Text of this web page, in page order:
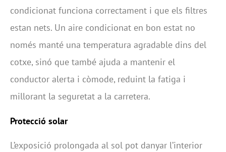
condicionat funciona correctament i que els filtres
estan nets. Un aire condicionat en bon estat no
només manté una temperatura agradable dins del
cotxe, sinó que també ajuda a mantenir el
conductor alerta i còmode, reduint la fatiga i
millorant la seguretat a la carretera.
Protecció solar
L’exposició prolongada al sol pot danyar l’interior